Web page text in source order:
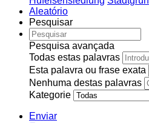
Aleatório
Pesquisar
Pesquisa avançada
Todas estas palavras
Esta palavra ou frase exata
Nenhuma destas palavras
Kategorie
Enviar